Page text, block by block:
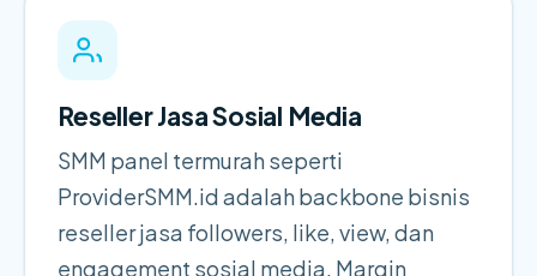
Reseller Jasa Sosial Media
SMM panel termurah seperti
ProviderSMM.id adalah backbone bisnis
reseller jasa followers, like, view, dan
engagement sosial media. Margin